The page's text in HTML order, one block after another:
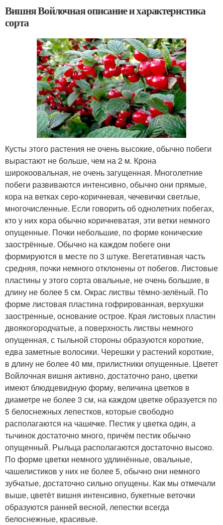
Вишня Войлочная описание и характеристика
сорта
Кусты этого растения не очень высокие, обычно побеги
вырастают не больше, чем на 2 м. Крона
широкоовальная, не очень загущенная. Многолетние
побеги развиваются интенсивно, обычно они прямые,
кора на ветках серо-коричневая, чечевички светлые,
многочисленные. Если говорить об однолетних побегах,
кто у них кора обычно коричневатая, эти ветки немного
опущенные. Почки небольшие, по форме конические
заострённые. Обычно на каждом побеге они
формируются в месте по 3 штуке. Вегетативная часть
средняя, почки немного отклонены от побегов. Листовые
пластины у этого сорта овальные, не очень большие, в
длину не более 5 см. Окрас листвы тёмно-зелёный. По
форме листовая пластина гофрированная, верхушки
заостренные, основание острое. Края листовых пластин
двоякогородчатые, а поверхность листвы немного
опущенная, с тыльной стороны образуются короткие,
едва заметные волосики. Черешки у растений короткие,
в длину не более 40 мм, прилистники опущенные. Цветет
Войлочная вишня активно, достаточно рано, цветки
имеют блюдцевидную форму, величина цветков в
диаметре не более 3 см, на каждом цветке образуется по
5 белоснежных лепестков, которые свободно
располагаются на чашечке. Пестик у цветка один, а
тычинок достаточно много, причём пестик обычно
опущенный. Рыльца располагаются достаточно высоко.
По форме цветки немного удлинённые, овальные,
чашелистиков у них не более 5, обычно они немного
зубчатые, достаточно сильно опущены. Как мы отмечали
выше, цветёт вишня интенсивно, букетные веточки
образуются ранней весной, лепестки всегда
белоснежные, красивые.